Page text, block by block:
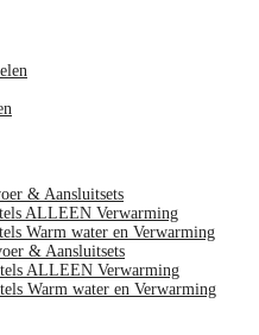
& Aansluitsets
ALLEEN Verwarming
Warm water en Verwarming
& Aansluitsets
ALLEEN Verwarming
Warm water en Verwarming